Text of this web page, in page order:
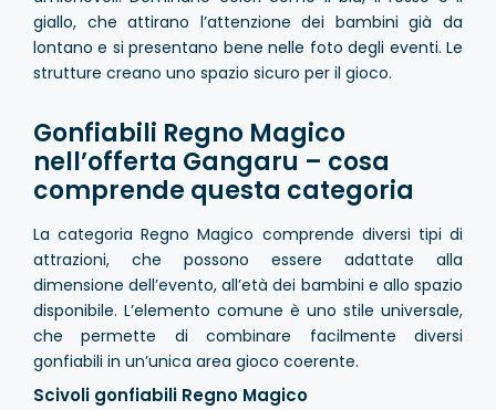
giallo, che attirano l’attenzione dei bambini già da
lontano e si presentano bene nelle foto degli eventi. Le
strutture creano uno spazio sicuro per il gioco.
Gonfiabili Regno Magico
nell’offerta Gangaru – cosa
comprende questa categoria
La categoria Regno Magico comprende diversi tipi di
attrazioni, che possono essere adattate alla
dimensione dell’evento, all’età dei bambini e allo spazio
disponibile. L’elemento comune è uno stile universale,
che permette di combinare facilmente diversi
gonfiabili in un’unica area gioco coerente.
Scivoli gonfiabili Regno Magico